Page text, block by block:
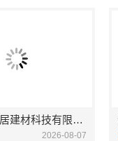
宁波雅美和居建材科技有限公司匠心施工家装施工对接渠道
2026-08-07